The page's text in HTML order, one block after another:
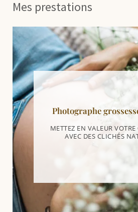
Mes prestations
Photographe
METTEZ EN VALEUR VOTRE
AVEC DES CLICHÉS